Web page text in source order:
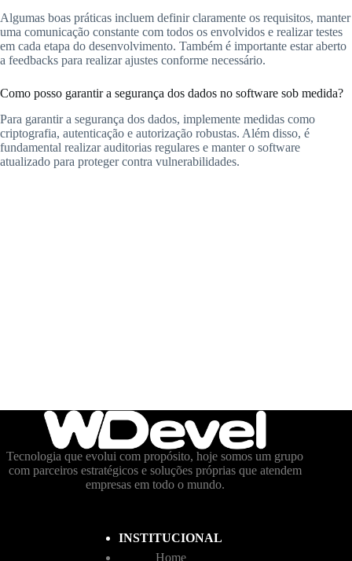
Algumas boas práticas incluem definir claramente os requisitos, manter
uma comunicação constante com todos os envolvidos e realizar testes
em cada etapa do desenvolvimento. Também é importante estar aberto
a feedbacks para realizar ajustes conforme necessário.
Como posso garantir a segurança dos dados no software sob medida?
Para garantir a segurança dos dados, implemente medidas como
criptografia, autenticação e autorização robustas. Além disso, é
fundamental realizar auditorias regulares e manter o software
atualizado para proteger contra vulnerabilidades.
Tecnologia que evolui com propósito, hoje somos um grupo
com parceiros estratégicos e soluções próprias que atendem
empresas em todo o mundo.
INSTITUCIONAL
Home